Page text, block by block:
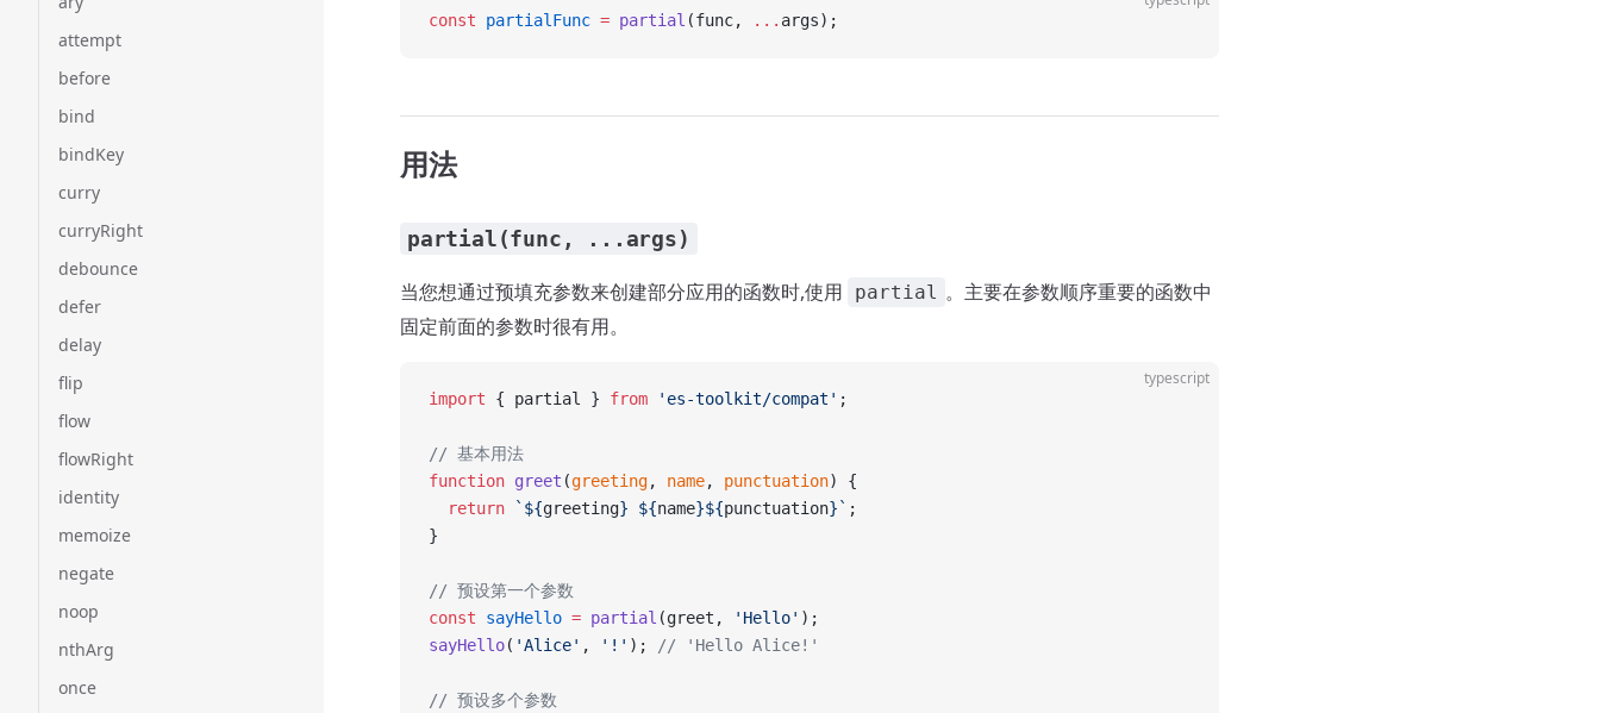
attempt
before
bind
bindKey
curry
curryRight
debounce
defer
delay
flip
flow
flowRight
identity
memoize
negate
noop
nthArg
once
const partialFunc = partial (func, ... args);
用法
partial(func, ...args)
当您想通过预填充参数来创建部分应用的函数时,使用 partial 。主要在参数顺序重要的函数中
固定前面的参数时很有用。
typescript
import { partial } from 'es-toolkit/compat' ;
// 基本用法
function greet (greeting, name, punctuation) {
  return
`${greeting} ${name}${punctuation}` ;
}
// 预设第一个参数
const sayHello = partial (greet, 'Hello' );
sayHello( 'Alice' , '!' ); // 'Hello Alice!'
// 预设多个参数